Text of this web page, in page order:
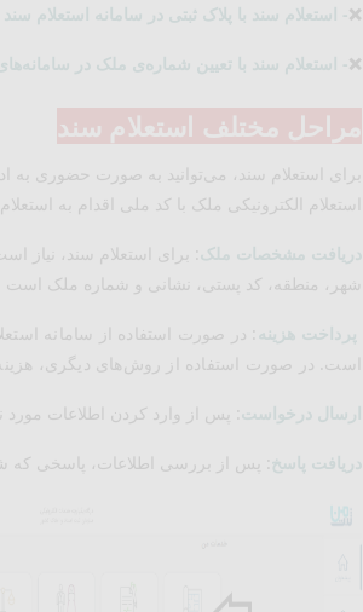
❌- استعلام سند با پلاک ثبتی در سامانه استعلام سند
❌- استعلام سند با تعیین شماره‌ی ملک در
مراحل مختلف استعلام سند
برای استعلام سند، می‌توانید به صورت حضوری به
استعلام الکترونیکی ملک با کد ملی اقدام به
دریافت مشخصات ملک : برای استعلام سند، نیاز
شهر، منطقه، کد پستی، نشانی و شماره ملک است
پرداخت هزینه
: در صورت استفاده از سامانه
است. در صورت استفاده از روش‌های دیگری،
ارسال درخواست : پس از وارد کردن اطلاعات مورد
دریافت پاسخ : پس از بررسی اطلاعات، پاسخی